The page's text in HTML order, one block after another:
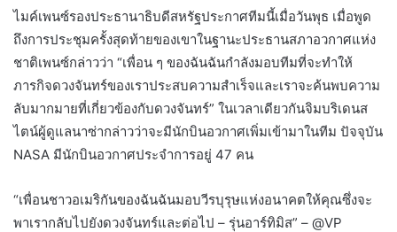
ไมค์เพนซ์รองประธานาธิบดีสหรัฐประกาศทีมนี้เมื่อวันพุธ เมื่อพูด
ถึงการประชุมครั้งสุดท้ายของเขาในฐานะประธานสภาอวกาศแห่ง
ชาติเพนซ์กล่าวว่า “เพื่อน ๆ ของฉันฉันกำลังมอบทีมที่จะทำให้
ภารกิจดวงจันทร์ของเราประสบความสำเร็จและเราจะค้นพบความ
ลับมากมายที่เกี่ยวข้องกับดวงจันทร์” ในเวลาเดียวกันจิมบริเดนส
ไตน์ผู้ดูแลนาซ่ากล่าวว่าจะมีนักบินอวกาศเพิ่มเข้ามาในทีม ปัจจุบัน
NASA มีนักบินอวกาศประจำการอยู่ 47 คน
“เพื่อนชาวอเมริกันของฉันฉันมอบวีรบุรุษแห่งอนาคตให้คุณซึ่งจะ
พาเรากลับไปยังดวงจันทร์และต่อไป – รุ่นอาร์ทิมิส” – @VP